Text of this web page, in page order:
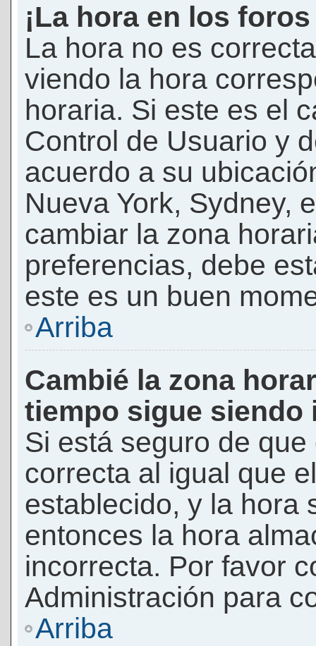
¡La hora en los
La hora no es
viendo la hora
horaria. Si este es el
Control de Usuario y
acuerdo a su
Nueva York, Sydney,
cambiar la zona
preferencias, debe
este es un buen
Arriba
Cambié la zona
tiempo sigue siendo
Si está seguro de
correcta al igual que
establecido, y la hora
entonces la hora
incorrecta. Por favor
Administración para
Arriba